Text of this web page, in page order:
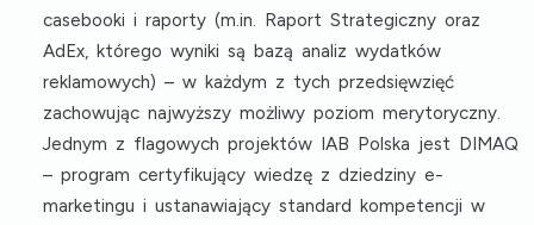
casebooki i raporty (m.in. Raport Strategiczny oraz
AdEx, którego wyniki są bazą analiz wydatków
reklamowych) – w każdym z tych przedsięwzięć
zachowując najwyższy możliwy poziom merytoryczny.
Jednym z flagowych projektów IAB Polska jest DIMAQ
– program certyfikujący wiedzę z dziedziny e-
marketingu i ustanawiający standard kompetencji w